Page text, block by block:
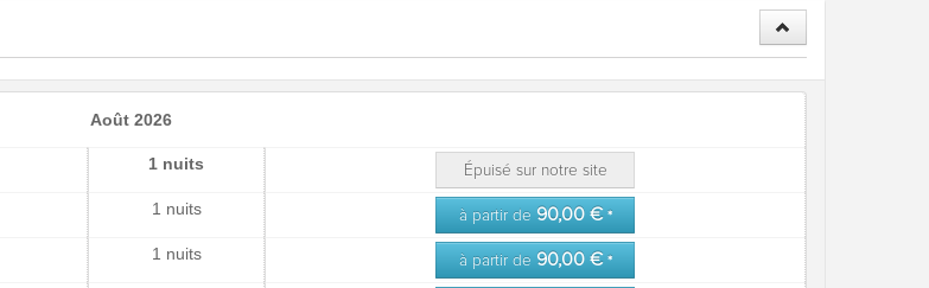
Août 2026
1 nuits Épuisé sur notre site
1 nuits à partir de 90,00 € *
1 nuits à partir de 90,00 € *